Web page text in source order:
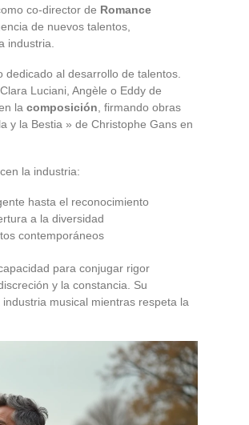
co-director de Romance
de nuevos talentos,
industria.
dedicado al desarrollo de talentos.
Luciani, Angèle o Eddy de
la composición , firmando obras
y la Bestia » de Christophe Gans en
la industria:
hasta el reconocimiento
a la diversidad
contemporáneos
para conjugar rigor
y la constancia. Su
musical mientras respeta la